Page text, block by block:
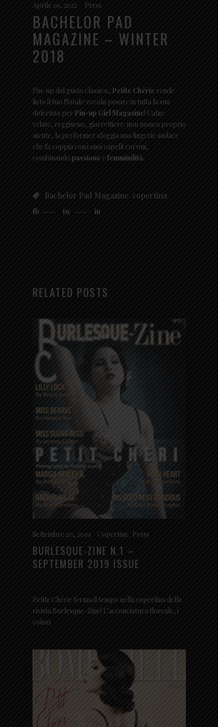
Aprile 19, 2022 Press
BACHELOR PAD
MAGAZINE – WINTER
2018
Pin-up dal gusto classico, Petite Chérie rende
lieto il tuo Natale: eccola posare in tutta la sua
dolcezza per Pin-up Girl Magazine! Calze
velate, reggiseno, giarrettiere: non manca proprio
niente, la performer sfoggia una lingerie audace
che fa coppia con i suoi capelli corvini,
combinando passione e femminilità.
Bachelor Pad Magazine copertina
fb tw in
RELATED POSTS
Settembre 20, 2019 Copertine , Press
BURLESQUE-ZINE N.1 –
SEPTEMBER 2019 ISSUE
Petite Chérie ferma il tempo nella copertina della
rivista Burlesque-Zine! L’acconciatura floreale, i
colori